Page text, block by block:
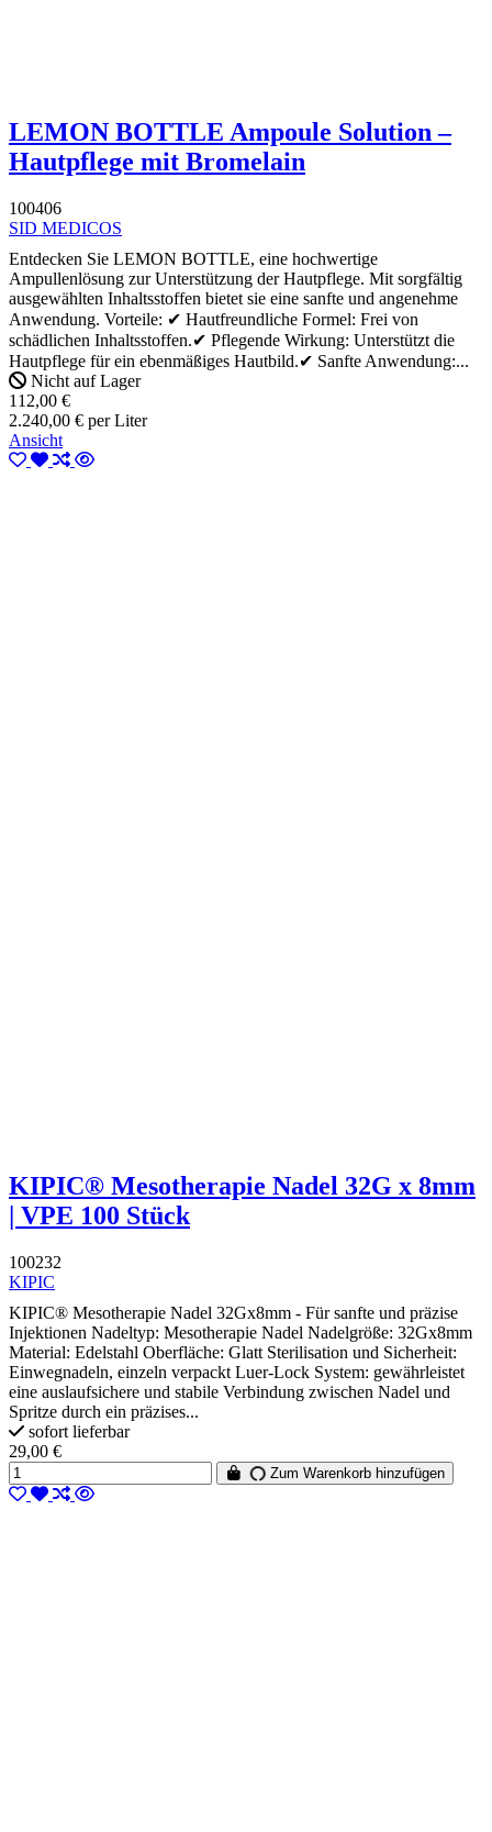
LEMON BOTTLE Ampoule Solution –
Hautpflege mit Bromelain
100406
SID MEDICOS
Entdecken Sie LEMON BOTTLE, eine hochwertige
Ampullenlösung zur Unterstützung der Hautpflege. Mit sorgfältig
ausgewählten Inhaltsstoffen bietet sie eine sanfte und angenehme
Anwendung. Vorteile: ✔ Hautfreundliche Formel: Frei von
schädlichen Inhaltsstoffen.✔ Pflegende Wirkung: Unterstützt die
Hautpflege für ein ebenmäßiges Hautbild.✔ Sanfte Anwendung:...
Nicht auf Lager
112,00 €
2.240,00 € per Liter
Ansicht
KIPIC® Mesotherapie Nadel 32G x 8mm
| VPE 100 Stück
100232
KIPIC
KIPIC® Mesotherapie Nadel 32Gx8mm - Für sanfte und präzise
Injektionen Nadeltyp: Mesotherapie Nadel Nadelgröße: 32Gx8mm
Material: Edelstahl Oberfläche: Glatt Sterilisation und Sicherheit:
Einwegnadeln, einzeln verpackt Luer-Lock System: gewährleistet
eine auslaufsichere und stabile Verbindung zwischen Nadel und
Spritze durch ein präzises...
sofort lieferbar
29,00 €
Zum Warenkorb hinzufügen